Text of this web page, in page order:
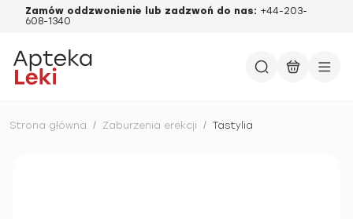
Zamów oddzwonienie lub zadzwoń do nas: +44-203-
608-1340
Strona główna / Zaburzenia erekcji / Tastylia